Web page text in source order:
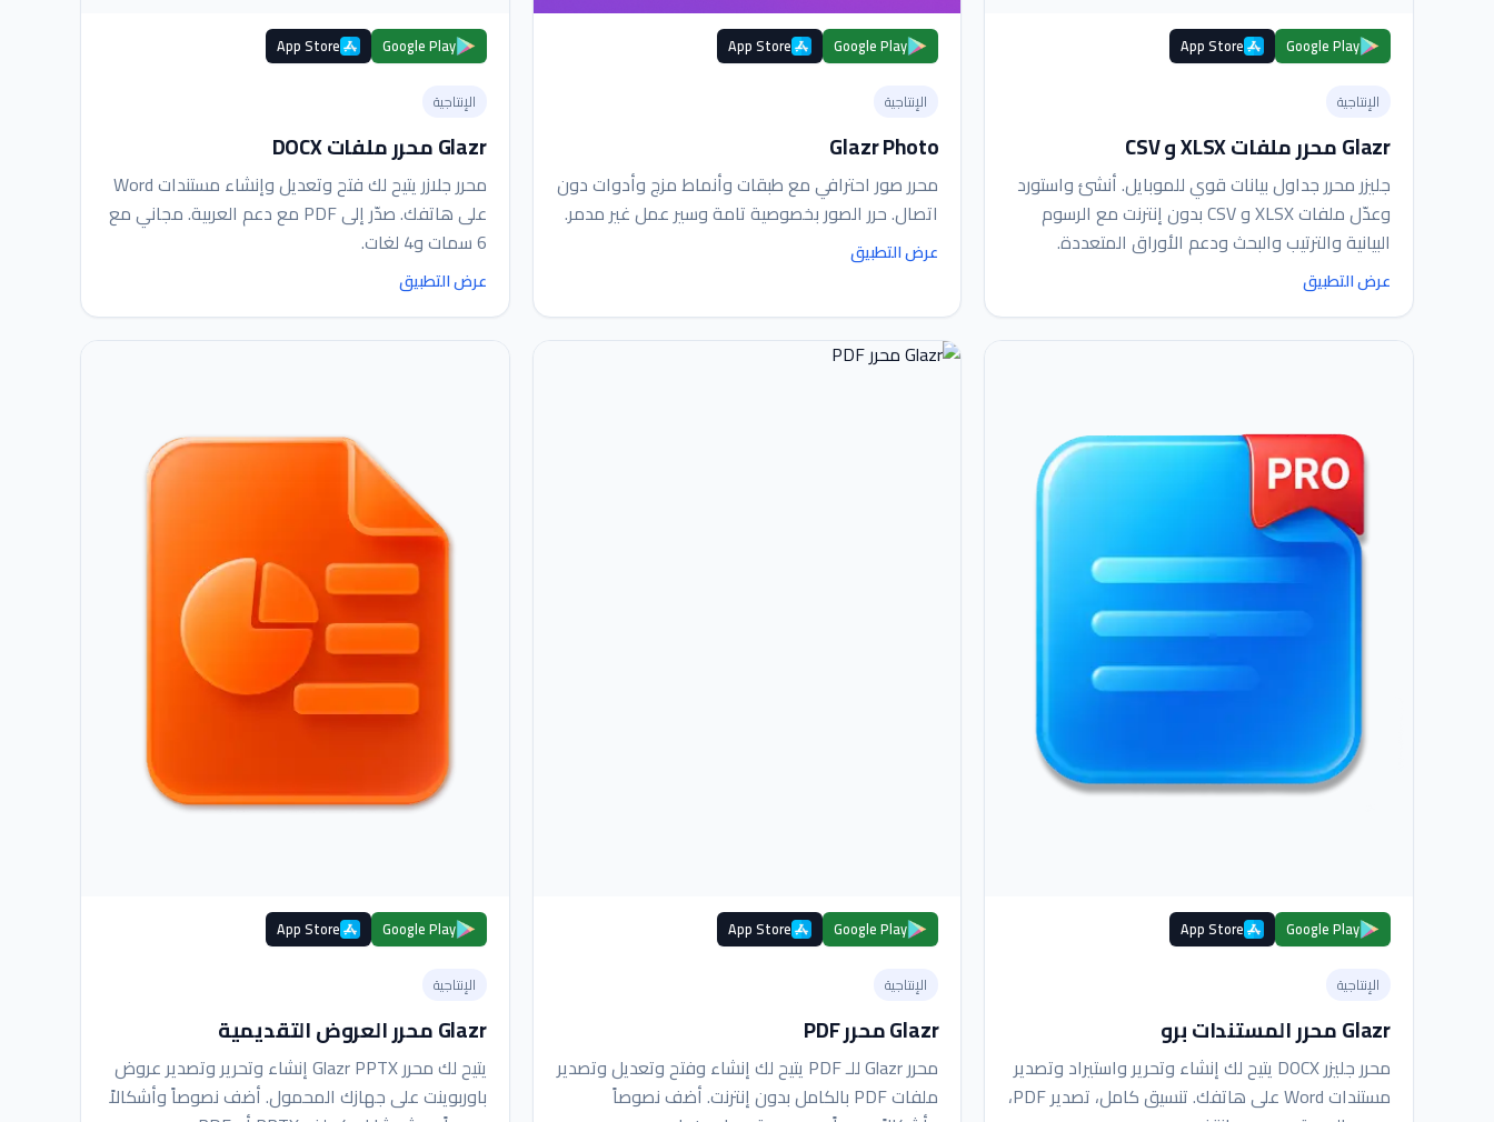
Google Play
App Store
الإنتاجية
Glazr محرر ملفات XLSX و CSV
جليزر محرر جداول بيانات قوي للموبايل. أنشئ واستورد
وعدّل ملفات XLSX و CSV بدون إنترنت مع الرسوم
البيانية والترتيب والبحث ودعم الأوراق المتعددة.
عرض التطبيق
Google Play
App Store
الإنتاجية
Glazr Photo
محرر صور احترافي مع طبقات وأنماط مزج وأدوات دون
اتصال. حرر الصور بخصوصية تامة وسير عمل غير مدمر.
عرض التطبيق
Google Play
App Store
الإنتاجية
Glazr محرر ملفات DOCX
محرر جلازر يتيح لك فتح وتعديل وإنشاء مستندات Word
على هاتفك. صدّر إلى PDF مع دعم العربية. مجاني مع
6 سمات و4 لغات.
عرض التطبيق
Google Play
App Store
الإنتاجية
Glazr محرر المستندات برو
محرر جليزر DOCX يتيح لك إنشاء وتحرير واستيراد وتصدير
مستندات Word على هاتفك. تنسيق كامل، تصدير PDF،
Google Play
App Store
الإنتاجية
Glazr محرر PDF
محرر Glazr للـ PDF يتيح لك إنشاء وفتح وتعديل وتصدير
ملفات PDF بالكامل بدون إنترنت. أضف نصوصاً
Google Play
App Store
الإنتاجية
Glazr محرر العروض التقديمية
يتيح لك محرر Glazr PPTX إنشاء وتحرير وتصدير عروض
باوربوينت على جهازك المحمول. أضف نصوصاً وأشكالاً